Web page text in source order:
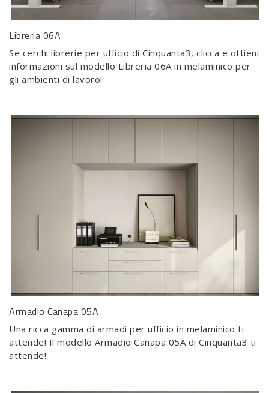
Libreria 06A
Se cerchi librerie per ufficio di Cinquanta3, clicca e ottieni
informazioni sul modello Libreria 06A in melaminico per
gli ambienti di lavoro!
Armadio Canapa 05A
Una ricca gamma di armadi per ufficio in melaminico ti
attende! Il modello Armadio Canapa 05A di Cinquanta3 ti
attende!